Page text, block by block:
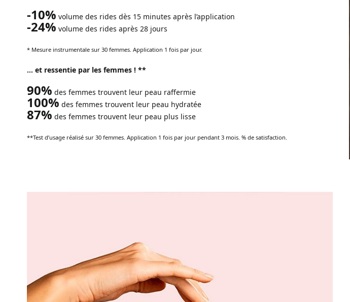
-10% volume des rides dès 15 minutes après l’application
-24% volume des rides après 28 jours
* Mesure instrumentale sur 30 femmes. Application 1 fois par jour.
… et ressentie par les femmes ! **
90% des femmes trouvent leur peau raffermie
100% des femmes trouvent leur peau hydratée
87% des femmes trouvent leur peau plus lisse
**Test d’usage réalisé sur 30 femmes. Application 1 fois par jour pendant 3 mois. % de satisfaction.